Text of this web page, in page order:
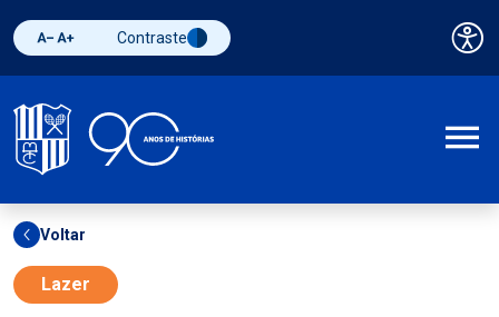
Diminuir fonte
Aumentar fonteAlternar contraste
Contraste
Voltar
Lazer